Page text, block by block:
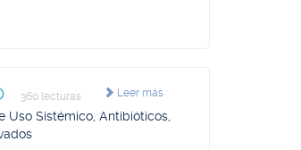
Leer más
360 lecturas
Uso Sistémico, Antibióticos,